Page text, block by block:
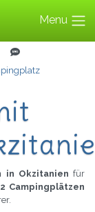
Menu
in Okzitanien für
Campingplätzen